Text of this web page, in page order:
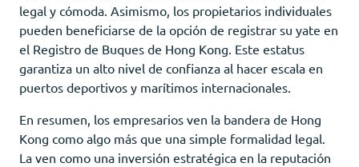
legal y cómoda. Asimismo, los propietarios individuales
pueden beneficiarse de la opción de registrar su yate en
el Registro de Buques de Hong Kong. Este estatus
garantiza un alto nivel de confianza al hacer escala en
puertos deportivos y marítimos internacionales.
En resumen, los empresarios ven la bandera de Hong
Kong como algo más que una simple formalidad legal.
La ven como una inversión estratégica en la reputación